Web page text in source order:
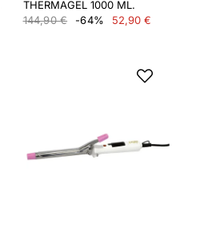
THERMAGEL 1000 ML.
144,90 €
-64% 52,90 €